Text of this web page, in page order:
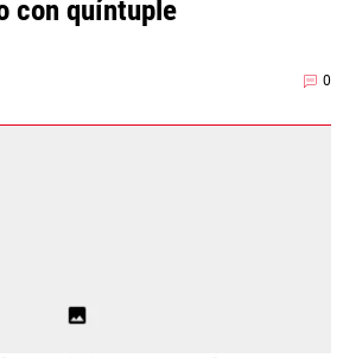
con quíntuple
0